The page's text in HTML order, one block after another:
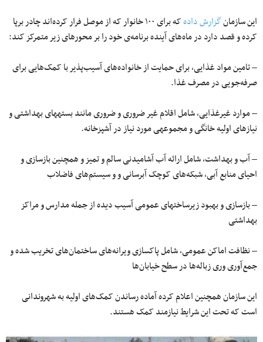
این سازمانگزارش داده
که برای ۱۰۰ خانوار که از موصل فرار کرده‌اند چادر برپا
کرده و قصد دارد در ماه‌های آینده برنامه‌‏ی خود را بر محورهای زیر متمرکز کند:
– تامین مواد غذایی، برای حمایت از خانواده‌های آسیب‌پذیر با کمک‌هایی برای
صرفه‌جویی در مصرف غذا.
– موارد غیرغذایی، شامل اقلام غیر ضروری و ضروری مانند بسته‎های بهداشتی و
نیازهای اولیه خانگی و مجموعه‎ی مورد نیاز در آشپزخانه.
– آب و بهداشت، شامل ارائه آب آشامیدنی سالم و تمیز و همچنین بازسازی و
احیای منابع آبی، شبکه‌های کوچک آب‎رسانی و و سیستم‌های فاضلاب
– بازسازی و بهبود زیرساخت‎های عمومی آسیب دیده از جمله مدارس و مراکز
بهداشتی
– نظافت اماکن عمومی، شامل پاکسازی ویرانه‌های ساختمان‌های تخریب شده و
جمع‌آوری وری زباله‌ها در سطح خیابان‌ها
این سازمان همچنین اعلام کرده آماده رساندن کمک‌های اولیه به شهروندانی
است که تحت این شرایط نیازمند کمک هستند.